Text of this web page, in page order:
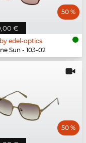
€
50 %
edel-optics
Sun - 103-02
50 %